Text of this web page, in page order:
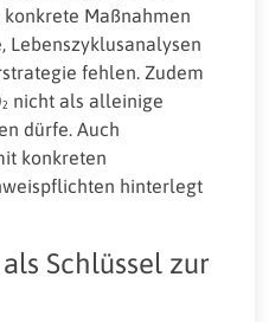
Maßnahmen
Lebenszyklusanalysen
fehlen. Zudem
nicht als alleinige
dürfe. Auch
konkreten
hinterlegt
Schlüssel zur